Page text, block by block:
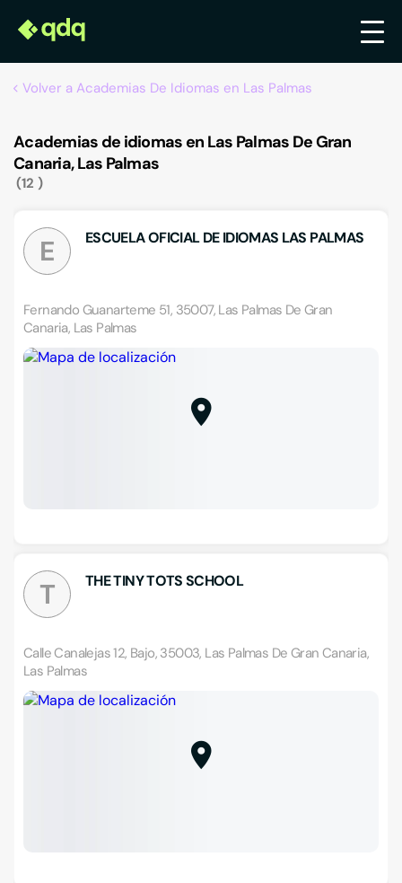
Volver a Academias De Idiomas en Las Palmas
Academias de idiomas en Las Palmas De Gran
Canaria, Las Palmas
12
E ESCUELA OFICIAL DE IDIOMAS LAS PALMAS
Fernando Guanarteme 51, 35007, Las Palmas De Gran
Canaria, Las Palmas
T THE TINY TOTS SCHOOL
Calle Canalejas 12, Bajo, 35003, Las Palmas De Gran Canaria,
Las Palmas